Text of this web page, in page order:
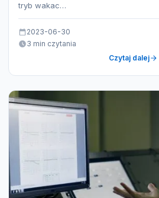
tryb wakac…
2023-06-30
3 min czytania
Czytaj dalej